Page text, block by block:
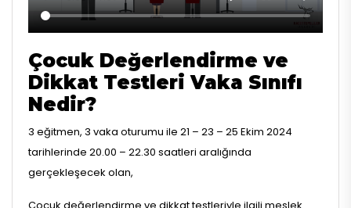
Çocuk Değerlendirme ve
Dikkat Testleri Vaka Sınıfı
Nedir?
3 eğitmen, 3 vaka oturumu ile 21 – 23 – 25 Ekim 2024
tarihlerinde 20.00 – 22.30 saatleri aralığında
gerçekleşecek olan,
Çocuk değerlendirme ve dikkat testleriyle ilgili meslek